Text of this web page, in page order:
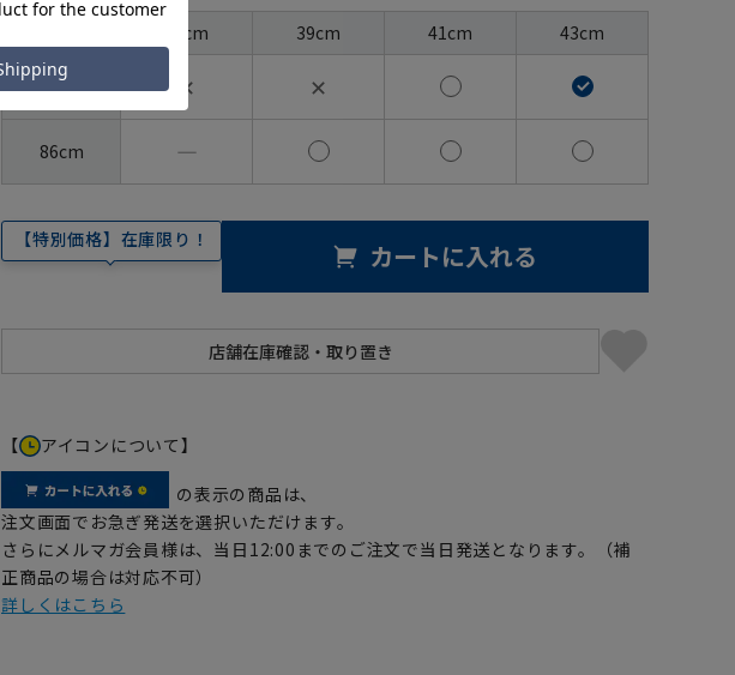
37cm 39cm 41cm 43cm
82cm ✕ ✕
86cm ―
【特別価格】在庫限り！ カートに入れる
【 アイコンについて】
の表示の商品は、
注文画面でお急ぎ発送を選択いただけます。
さらにメルマガ会員様は、当日12:00までのご注文で当日発送となります。（補
正商品の場合は対応不可）
詳しくはこちら